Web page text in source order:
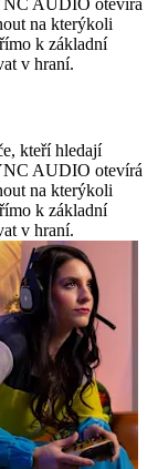
AUDIO otevírá
na kterýkoli
k základní
v hraní.
kteří hledají
AUDIO otevírá
na kterýkoli
k základní
v hraní.